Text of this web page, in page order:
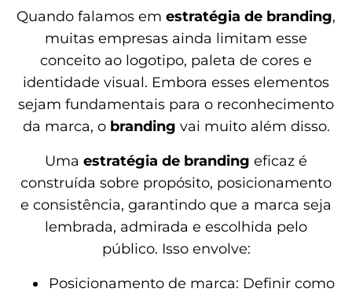
Quando falamos em estratégia de branding,
muitas empresas ainda limitam esse
conceito ao logotipo, paleta de cores e
identidade visual. Embora esses elementos
sejam fundamentais para o reconhecimento
da marca, o branding vai muito além disso.
Uma estratégia de branding eficaz é
construída sobre propósito, posicionamento
e consistência, garantindo que a marca seja
lembrada, admirada e escolhida pelo
público. Isso envolve:
Posicionamento de marca: Definir como